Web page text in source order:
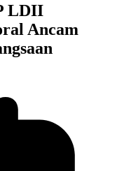
LDII
Ancam